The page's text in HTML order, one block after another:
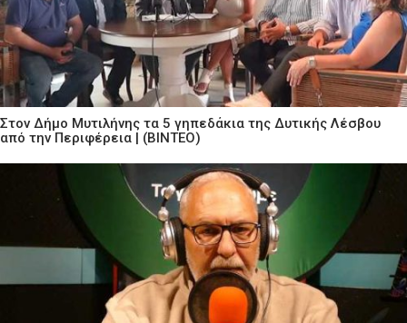
Στον Δήμο Μυτιλήνης τα 5 γηπεδάκια της Δυτικής Λέσβου
από την Περιφέρεια | (ΒΙΝΤΕΟ)